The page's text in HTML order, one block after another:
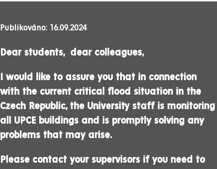
Publikováno: 16.09.2024
Dear students, dear colleagues,
I would like to assure you that in connection
with the current critical flood situation in the
Czech Republic, the University staff is monitoring
all UPCE buildings and is promptly solving any
problems that may arise.
Please contact your supervisors if you need to